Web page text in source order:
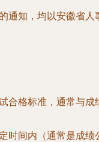
通知，均以安徽省人
合格标准，通常与成
时间内（通常是成绩